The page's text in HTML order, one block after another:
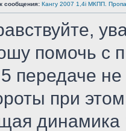
сообщения: Кангу 2007 1,4i МКПП.
помочь с
передаче не
при
динамика